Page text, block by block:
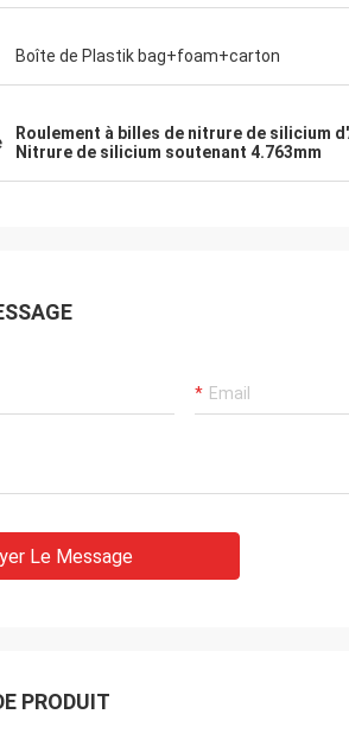
et peu
années.
Boîte de Plastik bag+foam+carton
Roulement à billes de nitrure de silicium
Nitrure de silicium soutenant 4.763mm
Le Message
PRODUIT